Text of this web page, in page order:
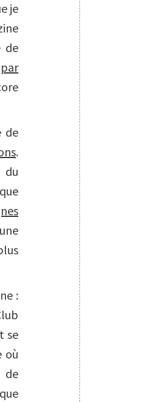
je
de
par
de
.
:
se
où
de